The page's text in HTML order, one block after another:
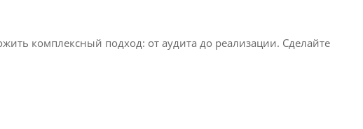
комплексный подход: от аудита до реализации. Сделайте